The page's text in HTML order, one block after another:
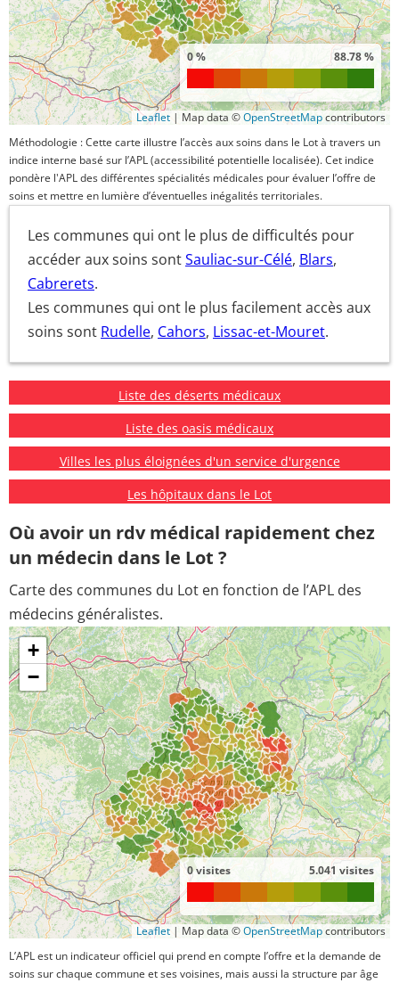
0 % 88.78 %
Leaflet | Map data ©OpenStreetMapcontributors
Méthodologie : Cette carte illustre l’accès aux soins dans le Lot à travers un
indice interne basé sur l’APL (accessibilité potentielle localisée). Cet indice
pondère l'APL des différentes spécialités médicales pour évaluer l’offre de
soins et mettre en lumière d’éventuelles inégalités territoriales.
Les communes qui ont le plus de difficultés pour
accéder aux soins sontSauliac-sur-Célé, Blars,
Cabrerets.
Les communes qui ont le plus facilement accès aux
soins sont Rudelle, Cahors, Lissac-et-Mouret.
Liste des déserts médicaux
Liste des oasis médicaux
Villes les plus éloignées d'un service d'urgence
Les hôpitaux dans le Lot
Où avoir un rdv médical rapidement chez
un médecin dans le Lot ?
Carte des communes du Lot en fonction de l’APL des
médecins généralistes.
+
−
0 visites 5.041 visites
Leaflet | Map data ©OpenStreetMapcontributors
L’APL est un indicateur officiel qui prend en compte l’offre et la demande de
soins sur chaque commune et ses voisines, mais aussi la structure par âge